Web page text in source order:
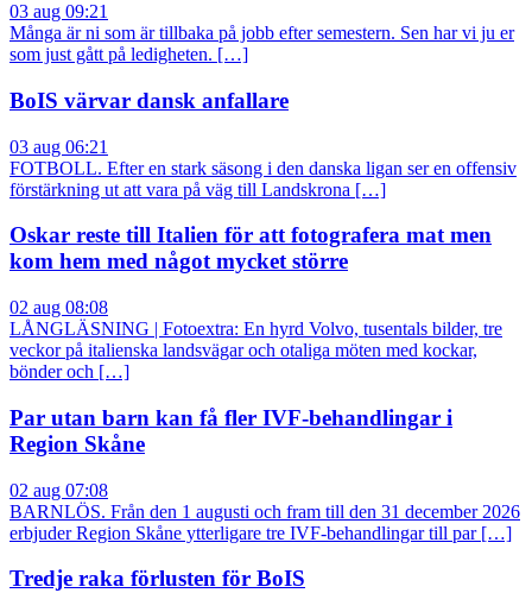
03 aug 09:21
Många är ni som är tillbaka på jobb efter semestern. Sen har vi ju er
som just gått på ledigheten. […]
BoIS värvar dansk anfallare
03 aug 06:21
FOTBOLL. Efter en stark säsong i den danska ligan ser en offensiv
förstärkning ut att vara på väg till Landskrona […]
Oskar reste till Italien för att fotografera mat men
kom hem med något mycket större
02 aug 08:08
LÅNGLÄSNING | Fotoextra: En hyrd Volvo, tusentals bilder, tre
veckor på italienska landsvägar och otaliga möten med kockar,
bönder och […]
Par utan barn kan få fler IVF-behandlingar i
Region Skåne
02 aug 07:08
BARNLÖS. Från den 1 augusti och fram till den 31 december 2026
erbjuder Region Skåne ytterligare tre IVF-behandlingar till par […]
Tredje raka förlusten för BoIS